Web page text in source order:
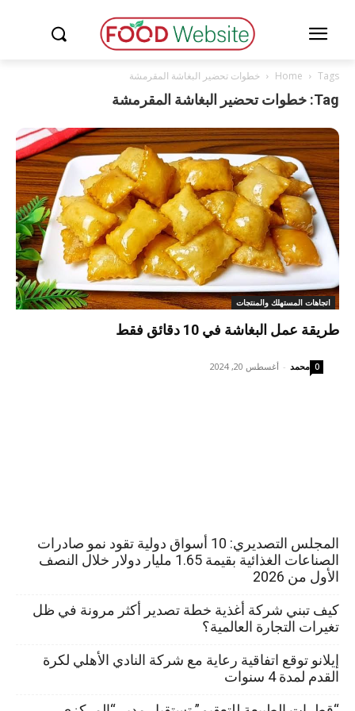
Home Tags خطوات تحضير البغاشة المقرمشة
Tag: خطوات تحضير البغاشة المقرمشة
اتجاهات المستهلك والمنتجات
طريقة عمل البغاشة في 10 دقائق فقط
محمد - أغسطس 20, 2024 0
المجلس التصديري: 10 أسواق دولية تقود نمو صادرات
الصناعات الغذائية بقيمة 1.65 مليار دولار خلال النصف
الأول من 2026
كيف تبني شركة أغذية خطة تصدير أكثر مرونة في ظل
تغيرات التجارة العالمية؟
إيلانو توقع اتفاقية رعاية مع شركة النادي الأهلي لكرة
القدم لمدة 4 سنوات